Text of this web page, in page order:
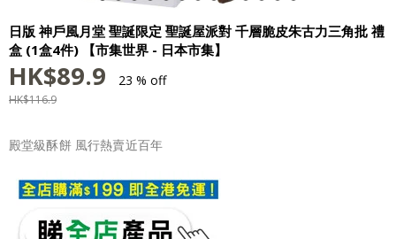
日版 神戶風月堂 聖誕限定 聖誕屋派對 千層脆皮朱古力三角批 禮
盒 (1盒4件) 【市集世界 - 日本市集】
HK$89.9 23 % off
HK$116.9
殿堂級酥餅 風行熱賣近百年